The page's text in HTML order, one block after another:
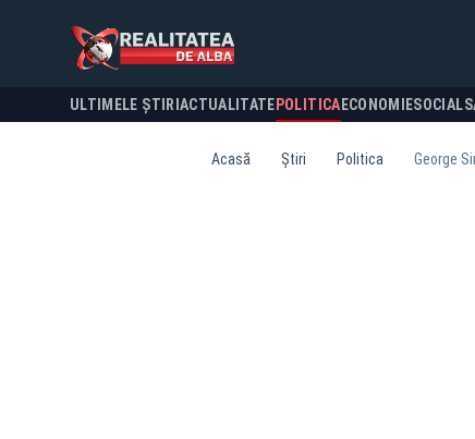
ULTIMELE ȘTIRI ACTUALITATE POLITICA ECONOMIESOCIAL
Acasă Știri Politica